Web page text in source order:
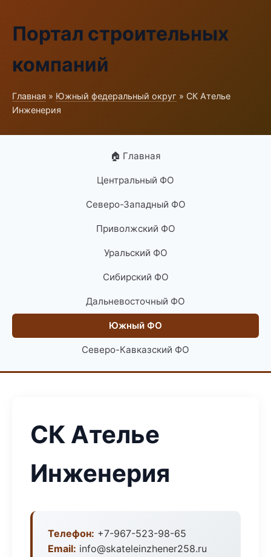
Портал строительных
компаний
Главная » Южный федеральный округ » СК Ателье
Инженерия
🏠 Главная
Центральный ФО
Северо-Западный ФО
Приволжский ФО
Уральский ФО
Сибирский ФО
Дальневосточный ФО
Южный ФО
Северо-Кавказский ФО
СК Ателье
Инженерия
Телефон: +7-967-523-98-65
Email: info@skateleinzhener258.ru